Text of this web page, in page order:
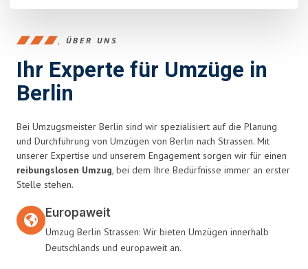
ÜBER UNS
Ihr Experte für Umzüge in
Berlin
Bei Umzugsmeister Berlin sind wir spezialisiert auf die Planung
und Durchführung von Umzügen von Berlin nach Strassen. Mit
unserer Expertise und unserem Engagement sorgen wir für einen
reibungslosen Umzug, bei dem Ihre Bedürfnisse immer an erster
Stelle stehen.
Europaweit
Umzug Berlin Strassen: Wir bieten Umzügen innerhalb
Deutschlands und europaweit an.